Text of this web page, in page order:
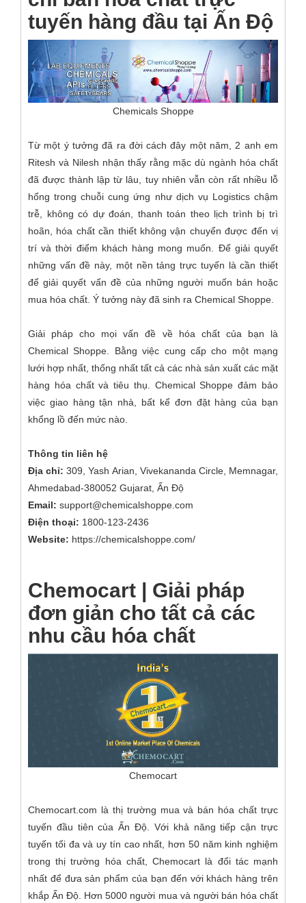
tuyến hàng đầu tại Ấn Độ
Chemicals Shoppe
Từ một ý tưởng đã ra đời cách đây một năm, 2 anh em
Ritesh và Nilesh nhận thấy rằng mặc dù ngành hóa chất
đã được thành lập từ lâu, tuy nhiên vẫn còn rất nhiều lỗ
hổng trong chuỗi cung ứng như dịch vụ Logistics chậm
trễ, không có dự đoán, thanh toán theo lịch trình bị trì
hoãn, hóa chất cần thiết không vận chuyển được đến vị
trí và thời điểm khách hàng mong muốn. Để giải quyết
những vấn đề này, một nền tảng trực tuyến là cần thiết
để giải quyết vấn đề của những người muốn bán hoặc
mua hóa chất. Ý tưởng này đã sinh ra Chemical Shoppe.
Giải pháp cho mọi vấn đề về hóa chất của bạn là
Chemical Shoppe. Bằng việc cung cấp cho một mạng
lưới hợp nhất, thống nhất tất cả các nhà sản xuất các mặt
hàng hóa chất và tiêu thụ. Chemical Shoppe đảm bảo
việc giao hàng tận nhà, bất kể đơn đặt hàng của bạn
khổng lồ đến mức nào.
Thông tin liên hệ
Địa chỉ: 309, Yash Arian, Vivekananda Circle, Memnagar,
Ahmedabad-380052 Gujarat, Ấn Độ
Email: support@chemicalshoppe.com
Điện thoại: 1800-123-2436
Website: https://chemicalshoppe.com/
Chemocart | Giải pháp
đơn giản cho tất cả các
nhu cầu hóa chất
Chemocart
Chemocart.com là thị trường mua và bán hóa chất trực
tuyến đầu tiên của Ấn Độ. Với khả năng tiếp cận trực
tuyến tối đa và uy tín cao nhất, hơn 50 năm kinh nghiệm
trong thị trường hóa chất, Chemocart là đối tác mạnh
nhất để đưa sản phẩm của bạn đến với khách hàng trên
khắp Ấn Độ. Hơn 5000 người mua và người bán hóa chất